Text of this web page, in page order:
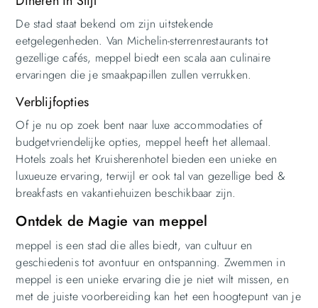
De stad staat bekend om zijn uitstekende
eetgelegenheden. Van Michelin-sterrenrestaurants tot
gezellige cafés, meppel biedt een scala aan culinaire
ervaringen die je smaakpapillen zullen verrukken.
Verblijfopties
Of je nu op zoek bent naar luxe accommodaties of
budgetvriendelijke opties, meppel heeft het allemaal.
Hotels zoals het Kruisherenhotel bieden een unieke en
luxueuze ervaring, terwijl er ook tal van gezellige bed &
breakfasts en vakantiehuizen beschikbaar zijn.
Ontdek de Magie van meppel
meppel is een stad die alles biedt, van cultuur en
geschiedenis tot avontuur en ontspanning. Zwemmen in
meppel is een unieke ervaring die je niet wilt missen, en
met de juiste voorbereiding kan het een hoogtepunt van je